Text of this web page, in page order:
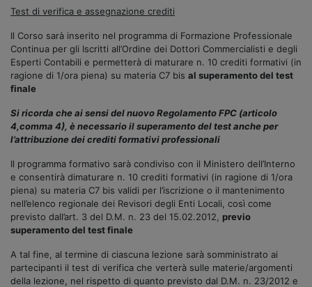
Test di verifica e assegnazione crediti
Il Corso sarà inserito nel programma di Formazione Professionale
Continua per gli Iscritti all’Ordine dei Dottori Commercialisti e degli
Esperti Contabili e permetterà di maturare n. 10 crediti formativi (in
ragione di 1/ora piena) su materia C7 bis al superamento del test
finale
Si ricorda che ai sensi del nuovo Regolamento FPC (articolo
4,comma 4), è necessario il superamento del test anche per
l’attribuzione dei crediti formativi professionali
Il programma formativo sarà condiviso con il Ministero dell’Interno
e consentirà dimaturare n. 10 crediti formativi (in ragione di 1/ora
piena) su materia C7 bis validi per l’iscrizione o il mantenimento
nell’elenco regionale dei Revisori degli Enti Locali, così come
previsto dall’art. 3 del D.M. n. 23 del 15.02.2012, previo
superamento del test finale
A tal fine, al termine di ciascuna lezione sarà somministrato ai
partecipanti il test di verifica che verterà sulle materie/argomenti
della lezione, nel rispetto di quanto previsto dal D.M. n. 23/2012 e